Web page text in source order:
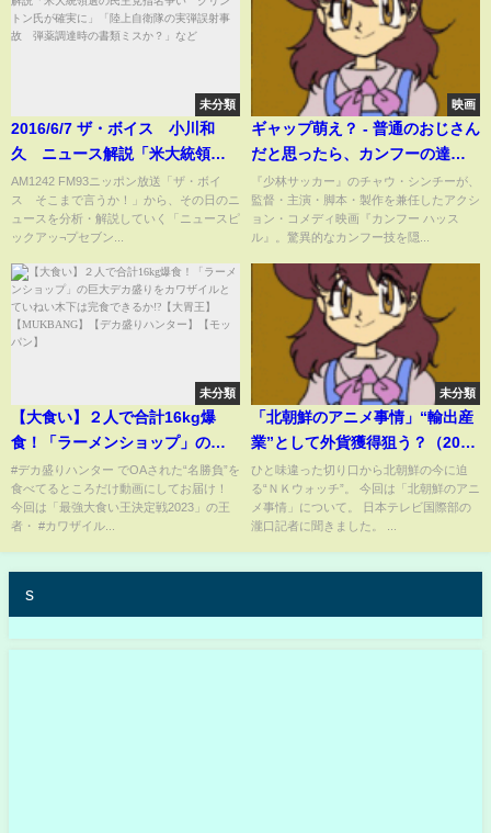
未分類
2016/6/7 ザ・ボイス 小川和
久 ニュース解説「米大統領選
の民主党指名争い クリントン
氏が確実に」「陸上自衛隊の実
弾誤射事故 弾薬調達時の書類
AM1242 FM93ニッポン放送「ザ・ボイ
ス そこまで言うか！」から、その日のニ
ュースを分析・解説していく「ニュースピ
ックアッ­¬プセブン...
映画
ギャップ萌え？ - 普通のおじさん
だと思ったら、カンフーの達人
だった | カンフー ハッスル |
Netflix Japan
『少林サッカー』のチャウ・シンチーが、
監督・主演・脚本・製作を兼任したアクシ
ョン・コメディ映画『カンフー ハッス
ル』。驚異的なカンフー技を隠...
未分類
【大食い】２人で合計16kg爆
食！「ラーメンショップ」の巨
大デカ盛りをカワザイルとてい
ねい木下は完食できるか!?【大
胃王】【MUKBANG】【デカ盛
#デカ盛りハンター でOAされた“名勝負”を
食べてるところだけ動画にしてお届け！
今回は「最強大食い王決定戦2023」の王
者・ #カワザイル...
未分類
「北朝鮮のアニメ事情」“輸出産
業”として外貨獲得狙う？（2020
年12月25日放送『the SOCIAL』
より）
ひと味違った切り口から北朝鮮の今に迫
る“ＮＫウォッチ”。 今回は「北朝鮮のアニ
メ事情」について。 日本テレビ国際部の
瀧口記者に聞きました。 ...
s